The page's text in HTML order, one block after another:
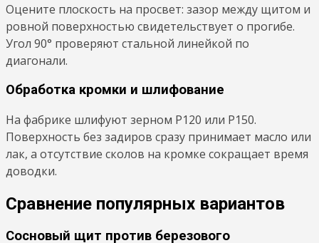
Оцените плоскость на просвет: зазор между щитом и
ровной поверхностью свидетельствует о прогибе.
Угол 90° проверяют стальной линейкой по
диагонали.
Обработка кромки и шлифование
На фабрике шлифуют зерном P120 или P150.
Поверхность без задиров сразу принимает масло или
лак, а отсутствие сколов на кромке сокращает время
доводки.
Сравнение популярных вариантов
Сосновый щит против березового